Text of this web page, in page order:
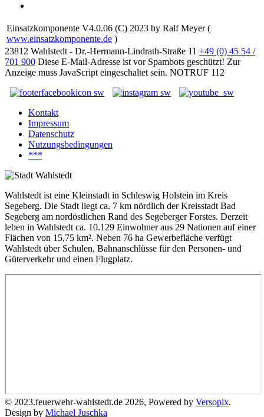
Einsatzkomponente V4.0.06 (C) 2023 by Ralf Meyer (
www.einsatzkomponente.de )
23812 Wahlstedt - Dr.-Hermann-Lindrath-Straße 11 +49 (0) 45 54 /
701 900 Diese E-Mail-Adresse ist vor Spambots geschützt! Zur
Anzeige muss JavaScript eingeschaltet sein. NOTRUF 112
Kontakt
Impressum
Datenschutz
Nutzungsbedingungen
***
Wahlstedt ist eine Kleinstadt in Schleswig Holstein im Kreis
Segeberg. Die Stadt liegt ca. 7 km nördlich der Kreisstadt Bad
Segeberg am nordöstlichen Rand des Segeberger Forstes. Derzeit
leben in Wahlstedt ca. 10.129 Einwohner aus 29 Nationen auf einer
Flächen von 15,75 km². Neben 76 ha Gewerbefläche verfügt
Wahlstedt über Schulen, Bahnanschlüsse für den Personen- und
Güterverkehr und einen Flugplatz.
© 2023.feuerwehr-wahlstedt.de 2026, Powered by Versopix.
Design by Michael Juschka